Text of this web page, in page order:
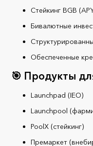
Стейкинг BGB
Бивалютные
Обеспеченные
🎯 Продукты
Launchpad (IEO)
Launchpool
PoolX (стейкинг)
Премаркет